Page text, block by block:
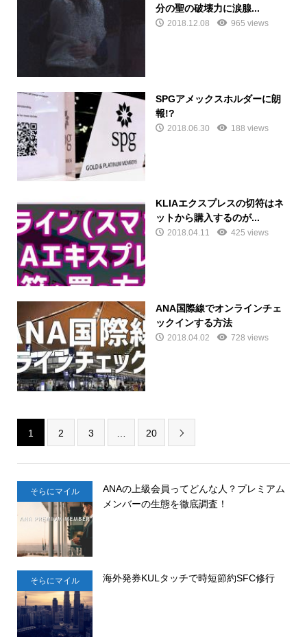
分の聖の破壊力に涙腺...
2018.12.08 965 views
SPGアメックスホルダーに朗
報!?
2018.06.30 188 views
KLIAエクスプレスの切符はネ
ットから購入するのが...
2018.04.11 425 views
ANA国際線でオンラインチェ
ックインする方法
2018.04.02 728 views
1 2 3 20 
そらにマイル
ANAの上級会員ってどんな人？プレミアム
メンバーの生態を徹底調査！
そらにマイル 海外発券KULタッチで時短節約SFC修行